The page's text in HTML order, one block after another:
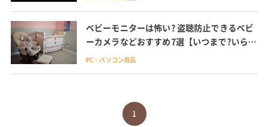
ベビーモニターは怖い? 盗聴防止できるベビ
ーカメラなどおすすめ7選【いつまで?いらな
い?100人に調査】
PC・パソコン用品
1